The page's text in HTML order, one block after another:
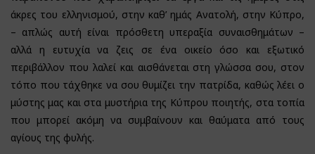
άκρες του ελληνισμού, στην καθ’ ημάς Ανατολή, στην Κύπρο,
– απλώς αυτή είναι πρόσθετη υπεραξία συναισθημάτων –
αλλά η ευτυχία να ζεις σε ένα οικείο όσο και εξωτικό
περιβάλλον που λαλεί και αισθάνεται στη γλώσσα σου, στον
τόπο που τάχθηκε να σου θυμίζει την πατρίδα, καθώς λέει ο
μύστης μας και στα μυστήρια της Κύπρου ποιητής, στα τοπία
που μπορεί ακόμη να συμβαίνουν και θαύματα από τους
αγίους της φυλής.